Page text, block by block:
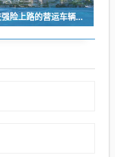
未购买交强险上路的营运车辆，停运损失是否应予支持？